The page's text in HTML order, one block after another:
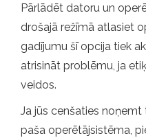
Pārlādēt datoru un
drošajā režīmā atlasiet
gadījumu šī opcija tiek
atrisināt problēmu, ja
veidos.
Ja jūs cenšaties
paša operētājsistēma,